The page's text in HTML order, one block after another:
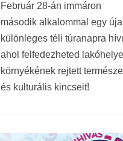
Február 28-án immáron
második alkalommal egy
különleges téli túranapra
ahol felfedezheted
környékének rejtett
és kulturális kincseit!